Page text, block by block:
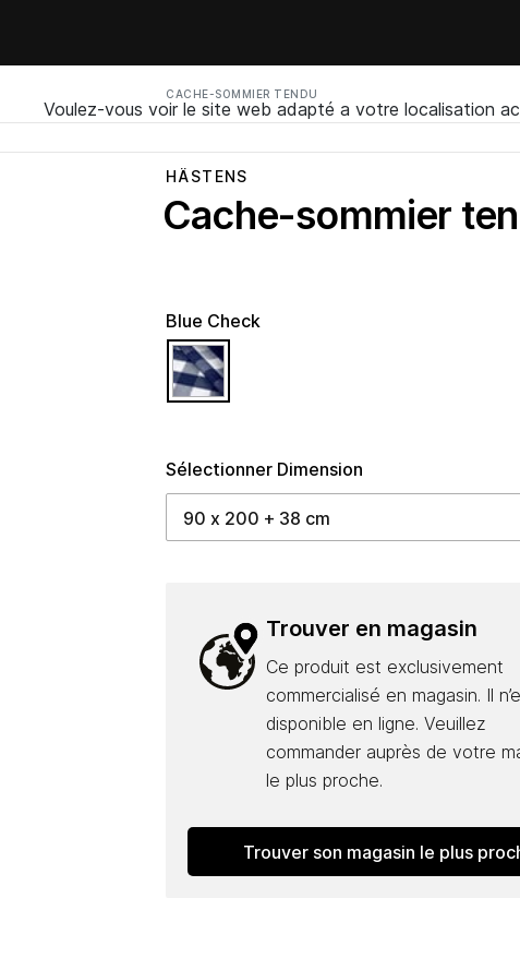
CACHE-SOMMIER TENDU
Voulez-vous voir le site web adapté a votre localisation
HÄSTENS
Cache-sommier
Sélectionner Dimension
Blue Check
Trouver en magasin
Ce produit est exclusivement
commercialisé en magasin. Il
disponible en ligne. Veuillez
commander auprès de votre
le plus proche.
Trouver son magasin le plus